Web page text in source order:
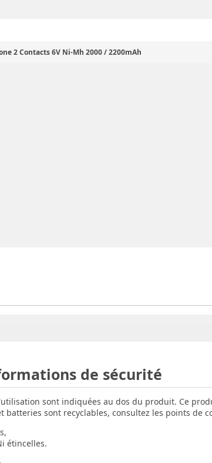
2 Contacts 6V Ni-Mh 2000 / 2200mAh
de sécurité
sont indiquées au dos du produit. Ce
batteries sont recyclables, consultez les points de
étincelles.